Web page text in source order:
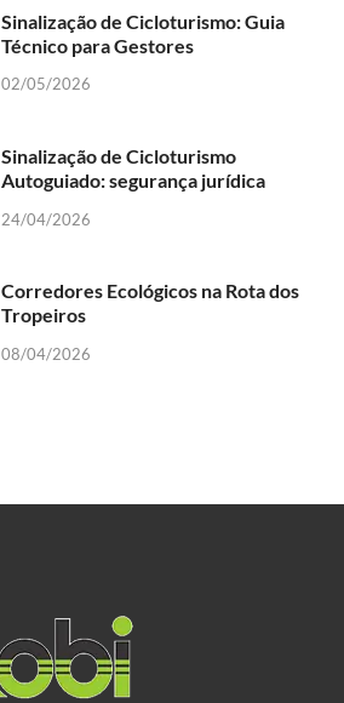
Sinalização de Cicloturismo: Guia
Técnico para Gestores
02/05/2026
Sinalização de Cicloturismo
Autoguiado: segurança jurídica
24/04/2026
Corredores Ecológicos na Rota dos
Tropeiros
08/04/2026